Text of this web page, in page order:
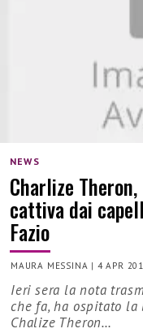
NEWS
Charlize
cattiva dai
Fazio
MAURA MESSINA | 4 APR
Ieri sera la nota
che fa, ha ospitato
Chalize Theron…